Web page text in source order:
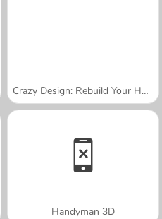
Crazy Design: Rebuild Your Home
Handyman 3D